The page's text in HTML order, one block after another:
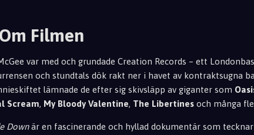
Filmen
var med och grundade Creation Records – ett
och stundtals dök rakt ner i havet av kontraktsugna
lämnade de efter sig skivsläpp av giganter som
Scream, My Bloody Valentine, The Libertines och många
Downär en fascinerande och hyllad dokumentär som